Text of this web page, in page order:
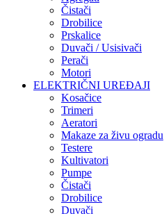
Čistači
Drobilice
Prskalice
Duvači / Usisivači
Perači
Motori
ELEKTRIČNI UREĐAJI
Kosačice
Trimeri
Aeratori
Makaze za živu ogradu
Testere
Kultivatori
Pumpe
Čistači
Drobilice
Duvači